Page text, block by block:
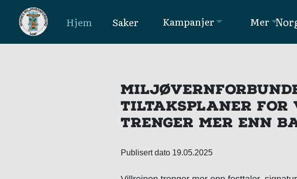
MAIN NAVIGATION
Hjem Saker Kampanjer Mer
TILTAKSPLANER
TRENGER MER ENN
Publisert dato 19.05.2025